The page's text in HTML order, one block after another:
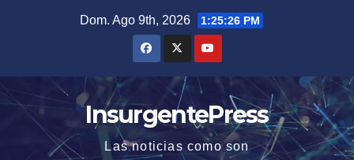
Dom. Ago 9th, 2026 1:25:27 PM
InsurgentePress
Las noticias como son